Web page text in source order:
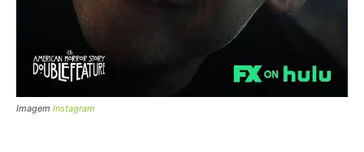
Imagem Instagram